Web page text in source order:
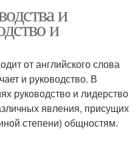
и
и
от английского слова
и руководство. В
руководство и лидерство
явления, присущих
степени) общностям.